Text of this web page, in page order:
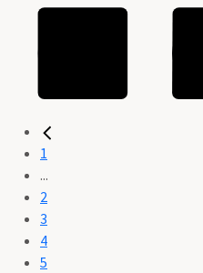
1
...
2
3
4
5